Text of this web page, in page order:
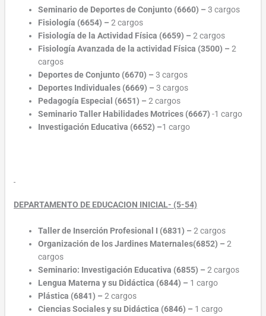
Seminario de Deportes de Conjunto (6660) – 3 cargos
Fisiología (6654) –2 cargos
Fisiología de la Actividad Física (6659) –2 cargos
Fisiología Avanzada de la actividad Física (3500) –2
cargos
Deportes de Conjunto (6670) – 3 cargos
Deportes Individuales (6669) – 3 cargos
Pedagogía Especial (6651) – 2 cargos
Seminario Taller Habilidades Motrices (6667) -1 cargo
Investigación Educativa (6652) –1 cargo
DEPARTAMENTO DE EDUCACION INICIAL- (5-54)
Taller de Inserción Profesional I (6831) –2 cargos
Organización de los Jardines Maternales(6852) –2
cargos
Seminario: Investigación Educativa (6855) –2 cargos
Lengua Materna y su Didáctica (6844) – 1 cargo
Plástica (6841) –2 cargos
Ciencias Sociales y su Didáctica (6846) – 1 cargo